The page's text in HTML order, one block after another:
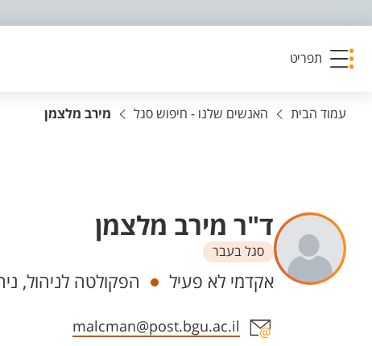
תפריט
עמוד הבית האנשים שלנו - חיפוש סגל מירב מלצמן
ד"ר מירב מלצמן
סגל בעבר
יחידות
אקדמי לא פעיל הפקולטה לניהול,
אזור צור קשר עם איש הסגל
malcman@post.bgu.ac.il